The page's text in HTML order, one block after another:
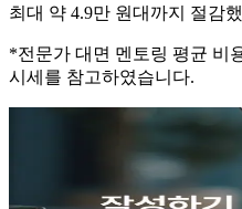
최대 약 4.9만 원대까지 절감
*전문가 대면 멘토링 평균 비
시세를 참고하였습니다.